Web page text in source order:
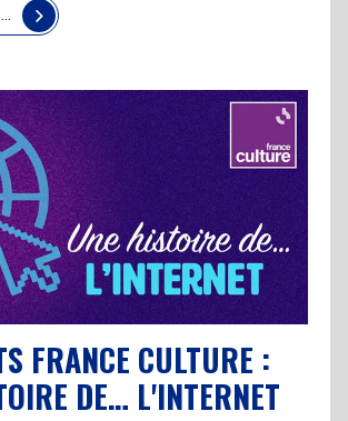
FRANCE CULTURE :
DE… L'INTERNET